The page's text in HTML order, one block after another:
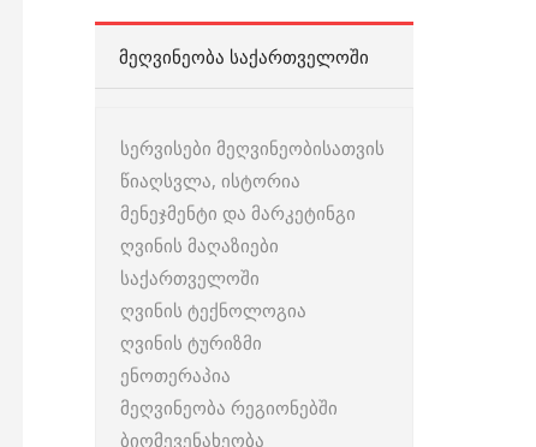
ᲛᲔᲦᲕᲘᲜᲔᲝᲑᲐ ᲡᲐᲥᲐᲠᲗᲕᲔᲚᲝᲨᲘ
სერვისები მეღვინეობისათვის
წიაღსვლა, ისტორია
მენეჯმენტი და მარკეტინგი
ღვინის მაღაზიები
საქართველოში
ღვინის ტექნოლოგია
ღვინის ტურიზმი
ენოთერაპია
მეღვინეობა რეგიონებში
ბიომევენახეობა